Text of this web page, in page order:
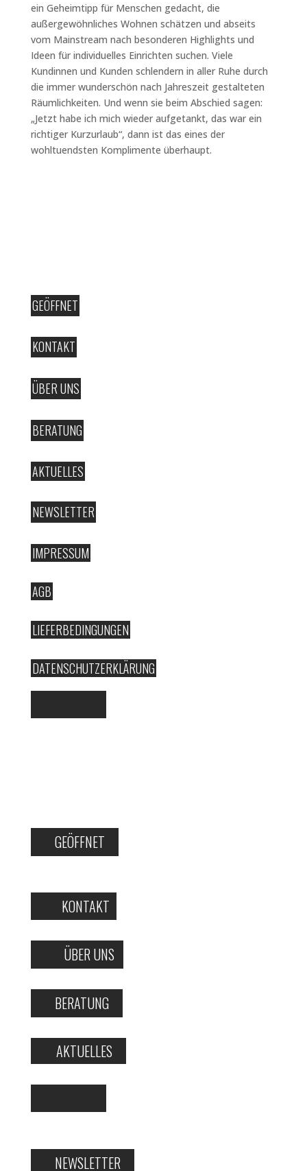
ein Geheimtipp für Menschen gedacht, die
außergewöhnliches Wohnen schätzen und abseits
vom Mainstream nach besonderen Highlights und
Ideen für individuelles Einrichten suchen. Viele
Kundinnen und Kunden schlendern in aller Ruhe durch
die immer wunderschön nach Jahreszeit gestalteten
Räumlichkeiten. Und wenn sie beim Abschied sagen:
„Jetzt habe ich mich wieder aufgetankt, das war ein
richtiger Kurzurlaub“, dann ist das eines der
wohltuendsten Komplimente überhaupt.
GEÖFFNET
KONTAKT
ÜBER UNS
BERATUNG
AKTUELLES
NEWSLETTER
IMPRESSUM
AGB
LIEFERBEDINGUNGEN
DATENSCHUTZERKLÄRUNG
GEÖFFNET
KONTAKT
ÜBER UNS
BERATUNG
AKTUELLES
NEWSLETTER